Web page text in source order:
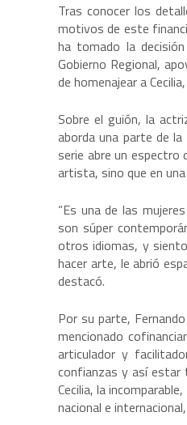
Tras conocer los
motivos de este
ha tomado la
Gobierno Regional,
de homenajear a
Sobre el guión, la
aborda una parte de
serie abre un espectro
artista, sino que en
“Es una de las
son súper
otros idiomas, y
hacer arte, le abrió
destacó.
Por su parte,
mencionado
articulador y
confianzas y así estar
Cecilia, la
nacional e